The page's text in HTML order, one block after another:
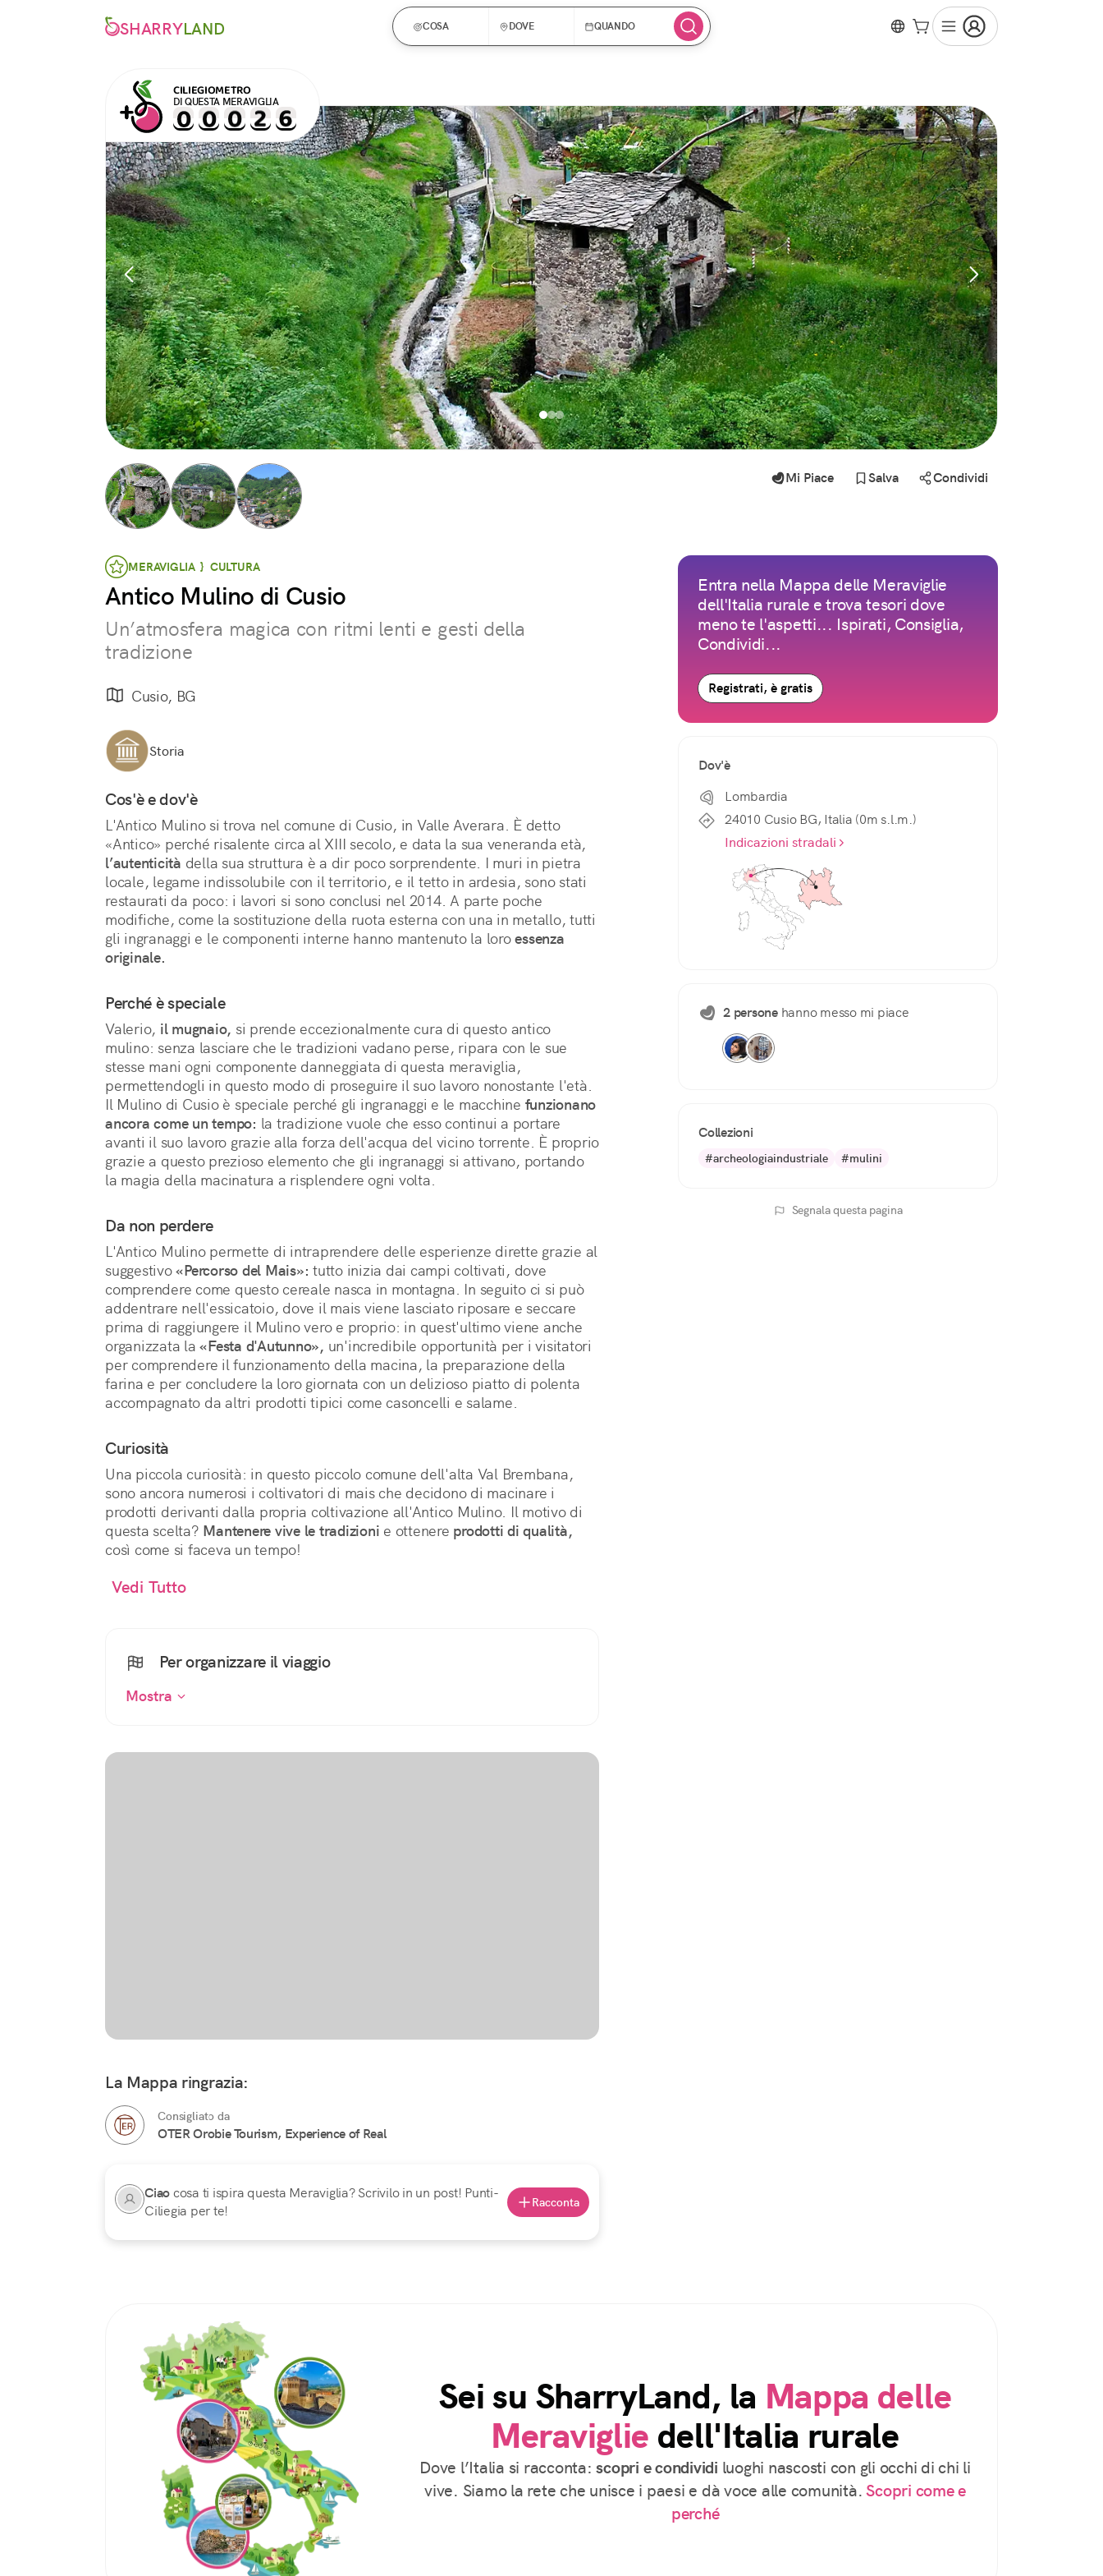
SHARRYLAND COSA DOVE QUANDO
CILIEGIOMETRO
DI QUESTA MERAVIGLIA
MERAVIGLIA } CULTURA
Antico Mulino di Cusio
Un’atmosfera magica con ritmi lenti e gesti della
tradizione
Cusio, BG
Storia
Cos'è e dov'è
L'Antico Mulino si trova nel comune di Cusio, in Valle Averara. È detto
l’autenticità della sua struttura è a dir poco sorprendente. I muri in pietra
locale, legame indissolubile con il territorio, e il tetto in ardesia, sono stati
restaurati da poco: i lavori si sono conclusi nel 2014. A parte poche
modifiche, come la sostituzione della ruota esterna con una in metallo, tutti
gli ingranaggi e le componenti interne hanno mantenuto la loro essenza
originale.
Perché è speciale
Valerio, il mugnaio, si prende eccezionalmente cura di questo antico
mulino: senza lasciare che le tradizioni vadano perse, ripara con le sue
stesse mani ogni componente danneggiata di questa meraviglia,
permettendogli in questo modo di proseguire il suo lavoro nonostante l'età.
Il Mulino di Cusio è speciale perché gli ingranaggi e le macchine funzionano
ancora come un tempo: la tradizione vuole che esso continui a portare
avanti il suo lavoro grazie alla forza dell'acqua del vicino torrente. È proprio
grazie a questo prezioso elemento che gli ingranaggi si attivano, portando
la magia della macinatura a risplendere ogni volta.
Da non perdere
L'Antico Mulino permette di intraprendere delle esperienze dirette grazie al
suggestivo«Percorso del Mais»: tutto inizia dai campi coltivati, dove
comprendere come questo cereale nasca in montagna. In seguito ci si può
addentrare nell'essicatoio, dove il mais viene lasciato riposare e seccare
prima di raggiungere il Mulino vero e proprio: in quest'ultimo viene anche
organizzata la«Festa d'Autunno», un'incredibile opportunità per i visitatori
per comprendere il funzionamento della macina, la preparazione della
farina e per concludere la loro giornata con un delizioso piatto di polenta
accompagnato da altri prodotti tipici come casoncelli e salame.
Curiosità
Una piccola curiosità: in questo piccolo comune dell'alta Val Brembana,
sono ancora numerosi i coltivatori di mais che decidono di macinare i
prodotti derivanti dalla propria coltivazione all'Antico Mulino. Il motivo di
questa scelta? Mantenere vive le tradizioni e ottenere prodotti di qualità,
così come si faceva un tempo!
Vedi Tutto
Per organizzare il viaggio
Mostra
La Mappa ringrazia:
Consigliato da
OTER Orobie Tourism, Experience of Real
Ciaocosa ti ispira questa Meraviglia? Scrivilo in un post! Punti-
Ciliegia per te!
Racconta
Mi Piace Salva Condividi
Entra nella Mappa delle Meraviglie
dell'Italia rurale e trova tesori dove
meno te l'aspetti... Ispirati, Consiglia,
Condividi...
Registrati, è gratis
Dov'è
Lombardia
24010 Cusio BG, Italia (0m s.l.m.)
Indicazioni stradali
2 personehanno messo mi piace
Collezioni
#archeologiaindustriale #mulini
Segnala questa pagina
Sei su SharryLand, la Mappa delle
Meraviglie dell'Italia rurale
Dove l’Italia si racconta:scopri e condividi luoghi nascosti con gli occhi di chi li
vive. Siamo la rete che unisce i paesi e dà voce alle comunità. Scopri come e
perché